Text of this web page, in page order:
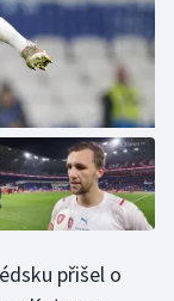
přišel o